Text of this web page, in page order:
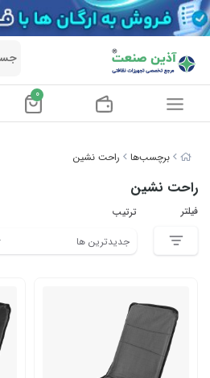
برچسب‌ها راحت نشین
راحت نشین
فیلتر ترتیب
0